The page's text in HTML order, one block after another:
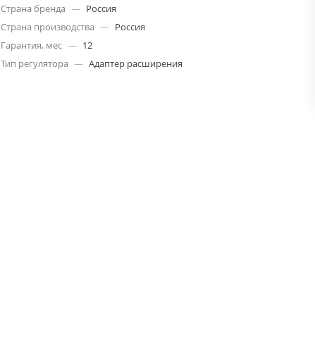
Страна бренда — Россия
Страна производства — Россия
Гарантия, мес — 12
Тип регулятора — Адаптер расширения